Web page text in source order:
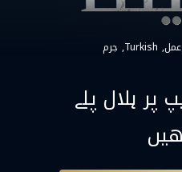
عمل Turkish جرم
پر ہلال پلے